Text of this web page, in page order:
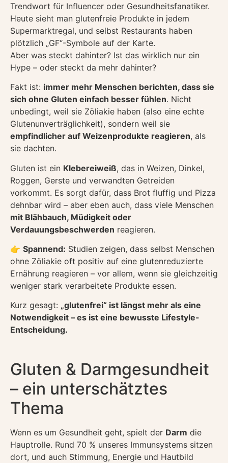
Trendwort für Influencer oder Gesundheitsfanatiker.
Heute sieht man glutenfreie Produkte in jedem
Supermarktregal, und selbst Restaurants haben
plötzlich „GF“-Symbole auf der Karte.
Aber was steckt dahinter? Ist das wirklich nur ein
Hype – oder steckt da mehr dahinter?
Fakt ist: immer mehr Menschen berichten, dass sie
sich ohne Gluten einfach besser fühlen. Nicht
unbedingt, weil sie Zöliakie haben (also eine echte
Glutenunverträglichkeit), sondern weil sie
empfindlicher auf Weizenprodukte reagieren, als
sie dachten.
Gluten ist ein Klebereiweiß, das in Weizen, Dinkel,
Roggen, Gerste und verwandten Getreiden
vorkommt. Es sorgt dafür, dass Brot fluffig und Pizza
dehnbar wird – aber eben auch, dass viele Menschen
mit Blähbauch, Müdigkeit oder
Verdauungsbeschwerden reagieren.
👉 Spannend: Studien zeigen, dass selbst Menschen
ohne Zöliakie oft positiv auf eine glutenreduzierte
Ernährung reagieren – vor allem, wenn sie gleichzeitig
weniger stark verarbeitete Produkte essen.
Kurz gesagt: „glutenfrei“ ist längst mehr als eine
Notwendigkeit – es ist eine bewusste Lifestyle-
Entscheidung.
Gluten & Darmgesundheit
– ein unterschätztes
Thema
Wenn es um Gesundheit geht, spielt der Darm die
Hauptrolle. Rund 70 % unseres Immunsystems sitzen
dort, und auch Stimmung, Energie und Hautbild